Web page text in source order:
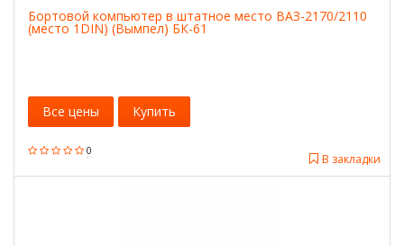
Бортовой компьютер в штатное место ВАЗ-2170/2110
(место 1DIN) (Вымпел) БК-61
0
В закладки
Все цены Купить